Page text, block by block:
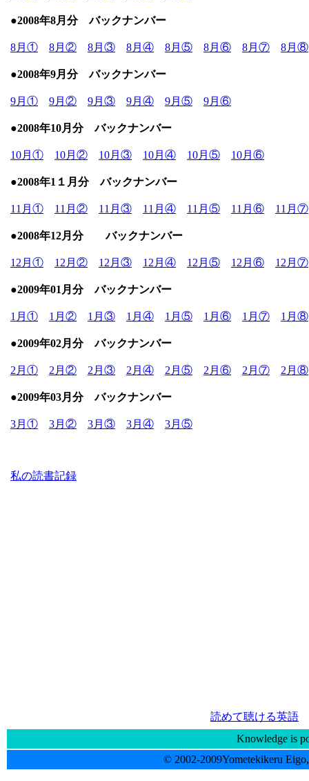
●2008年8月分 バックナンバー
8月① 8月② 8月③ 8月④ 8月⑤ 8月⑥ 8月⑦ 8月⑧
●2008年9月分 バックナンバー
9月① 9月② 9月③ 9月④ 9月⑤ 9月⑥
●2008年10月分 バックナンバー
10月① 10月② 10月③ 10月④ 10月⑤ 10月⑥
●2008年1１月分 バックナンバー
11月① 11月② 11月③ 11月④ 11月⑤ 11月⑥ 11月⑦
●2008年12月分 バックナンバー
12月① 12月② 12月③ 12月④ 12月⑤ 12月⑥ 12月⑦
●2009年01月分 バックナンバー
1月① 1月② 1月③ 1月④ 1月⑤ 1月⑥ 1月⑦ 1月⑧
●2009年02月分 バックナンバー
2月① 2月② 2月③ 2月④ 2月⑤ 2月⑥ 2月⑦ 2月⑧
●2009年03月分 バックナンバー
3月① 3月② 3月③ 3月④ 3月⑤
私の読書記録
読めて聴ける英語
Knowledge is
© 2002-2009Yometekikeru